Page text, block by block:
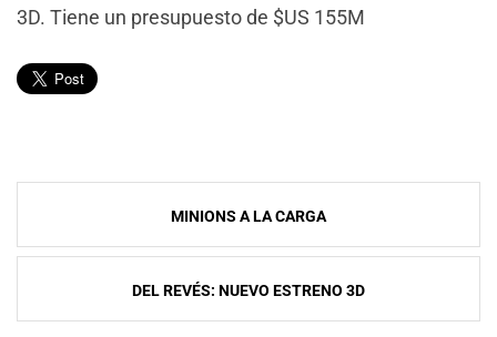
3D. Tiene un presupuesto de $US 155M
Navegación
de
MINIONS A LA CARGA
DEL REVÉS: NUEVO ESTRENO 3D